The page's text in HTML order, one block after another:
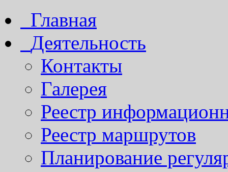
Главная
Деятельность
Контакты
Галерея
Реестр
Реестр маршрутов
Планирование